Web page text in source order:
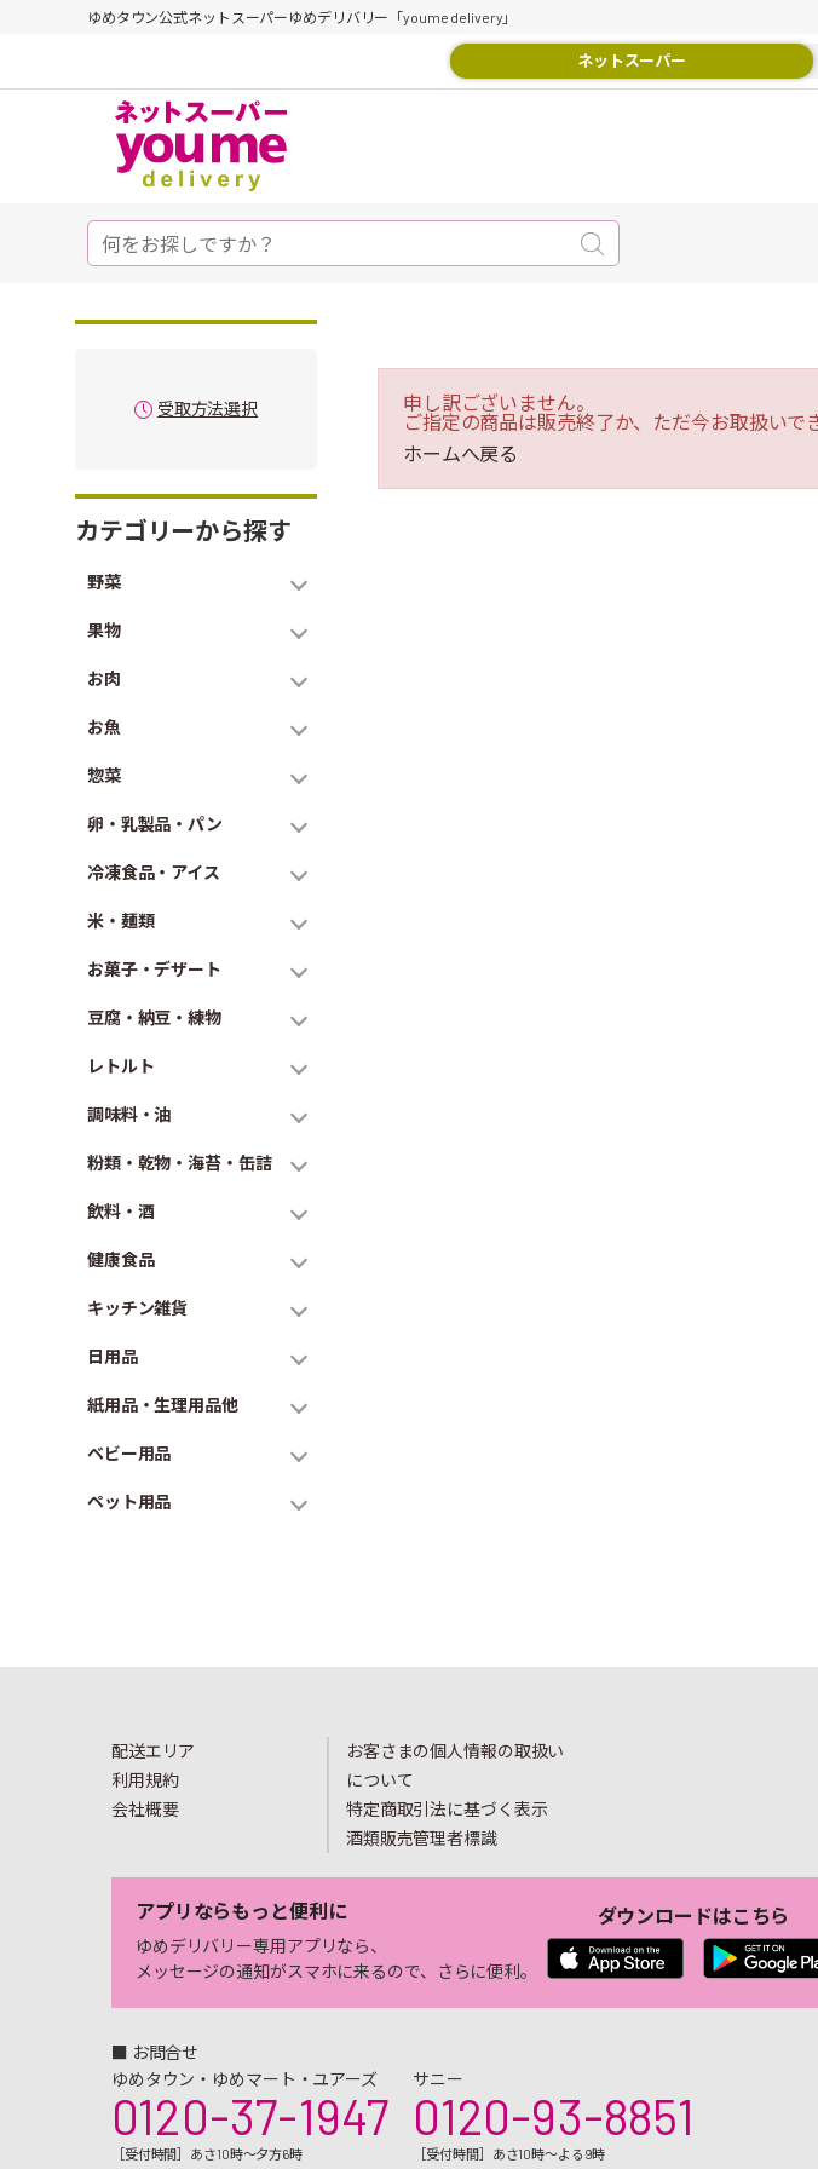
ゆめタウン公式ネットスーパーゆめデリバリー「youme delivery」
ネットスーパー
受取方法選択
カテゴリーから探す
野菜
果物
お肉
お魚
惣菜
卵・乳製品・パン
冷凍食品・アイス
米・麺類
お菓子・デザート
豆腐・納豆・練物
レトルト
調味料・油
粉類・乾物・海苔・缶詰
飲料・酒
健康食品
キッチン雑貨
日用品
紙用品・生理用品他
ベビー用品
ペット用品
申し訳ございません。
ご指定の商品は販売終了か、ただ今お取扱いで
ホームへ戻る
配送エリア
利用規約
会社概要
お客さまの個人情報の取扱い
について
特定商取引法に基づく表示
酒類販売管理者標識
アプリならもっと便利に
ゆめデリバリー専用アプリなら、
メッセージの通知がスマホに来るので、さらに便利。
ダウンロードはこちら
■ お問合せ
ゆめタウン・ゆめマート・ユアーズ
0120-37-1947
［受付時間］あさ10時～夕方6時
サニー
0120-93-8851
［受付時間］あさ10時～よる9時